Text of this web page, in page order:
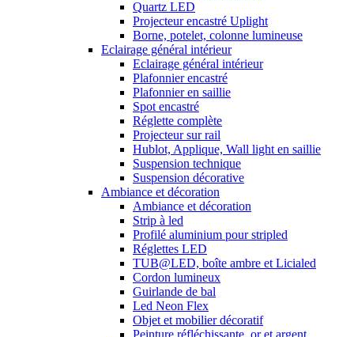
Quartz LED
Projecteur encastré Uplight
Borne, potelet, colonne lumineuse
Eclairage général intérieur
Eclairage général intérieur
Plafonnier encastré
Plafonnier en saillie
Spot encastré
Réglette complète
Projecteur sur rail
Hublot, Applique, Wall light en saillie
Suspension technique
Suspension décorative
Ambiance et décoration
Ambiance et décoration
Strip à led
Profilé aluminium pour stripled
Réglettes LED
TUB@LED, boîte ambre et Licialed
Cordon lumineux
Guirlande de bal
Led Neon Flex
Objet et mobilier décoratif
Peinture réfléchissante, or et argent